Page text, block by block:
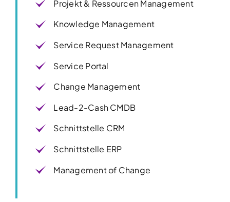
Projekt & Ressourcen Management
Knowledge Management
Service Request Management
Service Portal
Change Management
Lead-2-Cash CMDB
Schnittstelle CRM
Schnittstelle ERP
Management of Change